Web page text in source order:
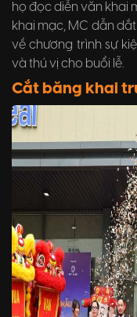
họ đọc diễn văn khai
khai mạc, MC dẫn
về chương trình sự
và thú vị cho buổi lễ.
Cắt băng khai